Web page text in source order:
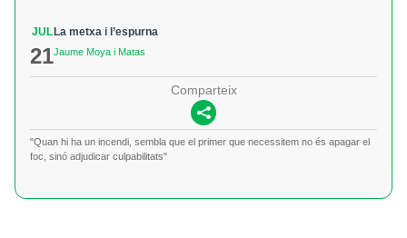
JUL
21
La metxa i l’espurna
Jaume Moya i Matas
Comparteix
"Quan hi ha un incendi, sembla que el primer que necessitem no és apagar el
foc, sinó adjudicar culpabilitats"